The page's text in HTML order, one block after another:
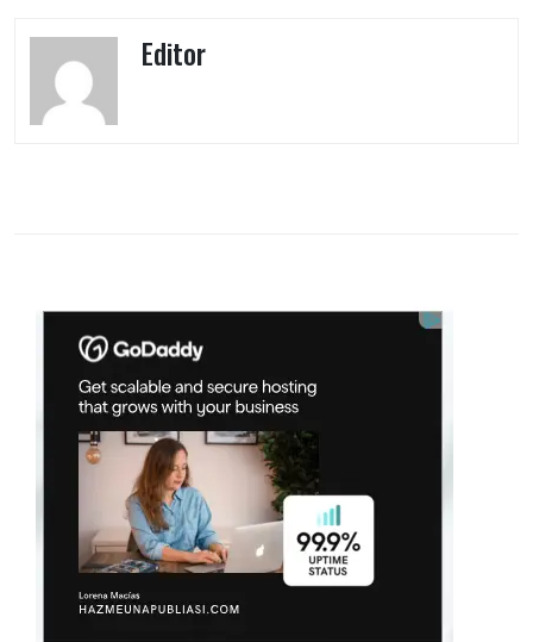
Editor